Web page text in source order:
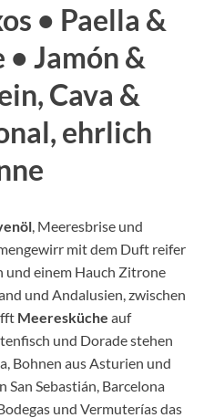
• Paella &
Jamón &
Cava &
ehrlich
, Meeresbrise und
mit dem Duft reifer
und einem Hauch Zitrone
und Andalusien, zwischen
Meeresküche auf
und Dorade stehen
Bohnen aus Asturien und
San Sebastián, Barcelona
und Vermuterías das